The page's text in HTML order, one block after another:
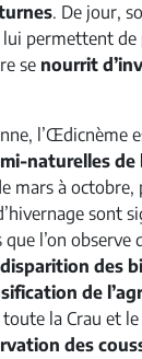
. De jour,
permettent de
se nourrit
l’Œdicnème
naturelles
mars à
sont
l’on observe
disparition des
de
la Crau et
des